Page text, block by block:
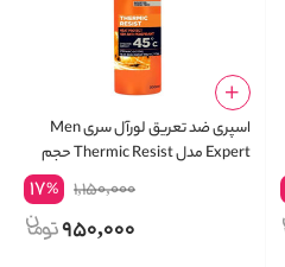
اسپری ضد تعریق لورآل سری Men
Expert مدل Thermic Resist حجم
1,150,000
17%
950,000